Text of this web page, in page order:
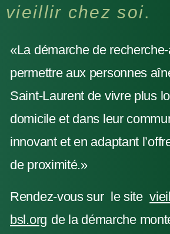
vieillir chez soi.
«La démarche de
permettre aux personnes
Saint-Laurent de vivre plus
domicile et dans leur
innovant et en adaptant
de proximité.»
Rendez-vous sur le site
bsl.org de la démarche